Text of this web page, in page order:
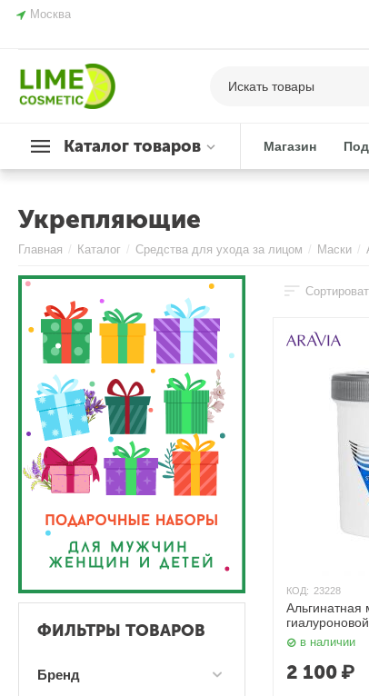
Москва
Каталог товаров Магазин
Укрепляющие
Главная / Каталог / Средства для ухода за лицом / Маски /
КОД: 23228
Альгинатная
в наличии
2 100 ₽
ФИЛЬТРЫ ТОВАРОВ
Бренд